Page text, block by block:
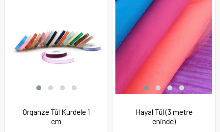
Organze Tül Kurdele 1
cm
Hayal Tül (3 metre
eninde)